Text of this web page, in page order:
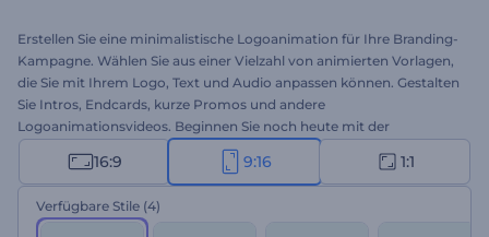
Erstellen Sie eine minimalistische Logoanimation für Ihre Branding-
Kampagne. Wählen Sie aus einer Vielzahl von animierten Vorlagen,
die Sie mit Ihrem Logo, Text und Audio anpassen können. Gestalten
Sie Intros, Endcards, kurze Promos und andere
Logoanimationsvideos. Beginnen Sie noch heute mit der
16:9 9:16 1:1
Verfügbare Stile (4)